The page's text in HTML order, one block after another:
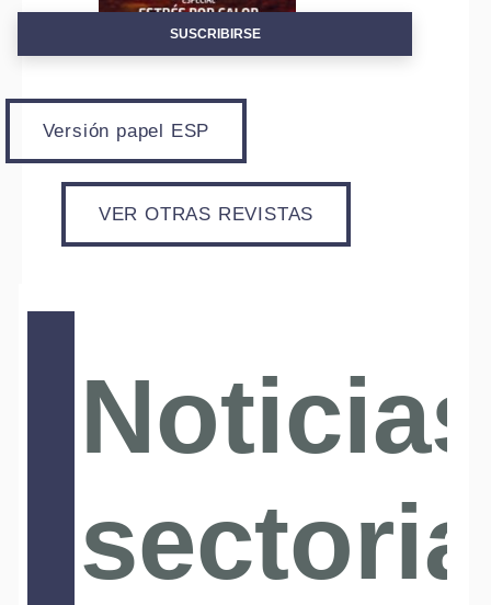
SUSCRIBIRSE
Versión papel ESP
VER OTRAS REVISTAS
Noticias